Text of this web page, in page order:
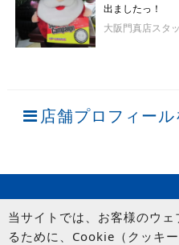
出ましたっ！
大阪門真店スタ
店舗プロフィール
当サイトでは、お客様のウ
るために、Cookie（クッキ